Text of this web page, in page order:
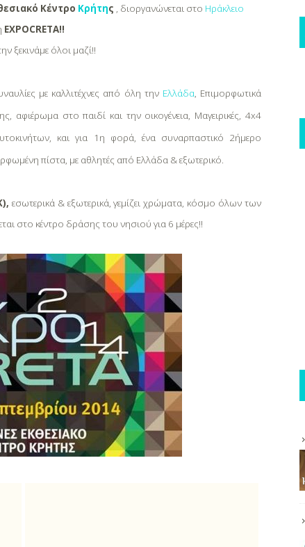
Κέντρο Κρήτης , διοργανώνεται στο Ηράκλειο
EXPOCRETA!!
ξεκινάμε όλοι μαζί!!
με καλλιτέχνες από όλη την Ελλάδα, Επιμορφωτικά
αφιέρωμα στο παιδί και την οικογένεια, Μαγειρικές, 4x4
και για 1η φορά, ένα συναρπαστικό 2ήμερο
πίστα, με αθλητές από Ελλάδα & εξωτερικό.
εσωτερικά & εξωτερικά, γεμίζει χρώματα, κόσμο όλων των
στο κέντρο δράσης του νησιού για 6 μέρες!!